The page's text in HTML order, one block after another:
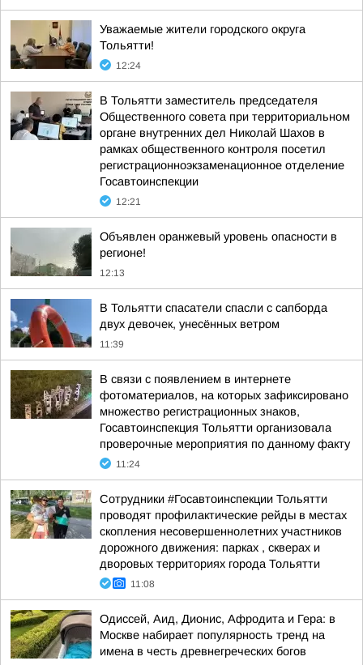
Уважаемые жители городского округа
Тольятти!
12:24
В Тольятти заместитель председателя
Общественного совета при территориальном
органе внутренних дел Николай Шахов в
рамках общественного контроля посетил
регистрационноэкзаменационное отделение
Госавтоинспекции
12:21
Объявлен оранжевый уровень опасности в
регионе!
12:13
В Тольятти спасатели спасли с сапборда
двух девочек, унесённых ветром
11:39
В связи с появлением в интернете
фотоматериалов, на которых зафиксировано
множество регистрационных знаков,
Госавтоинспекция Тольятти организовала
проверочные мероприятия по данному факту
11:24
Сотрудники #Госавтоинспекции Тольятти
проводят профилактические рейды в местах
скопления несовершеннолетних участников
дорожного движения: парках , скверах и
дворовых территориях города Тольятти
11:08
Одиссей, Аид, Дионис, Афродита и Гера: в
Москве набирает популярность тренд на
имена в честь древнегреческих богов